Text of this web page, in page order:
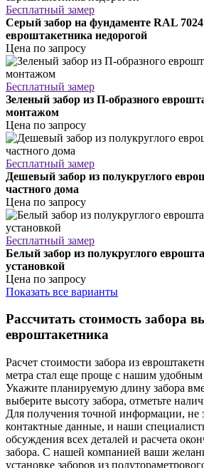
Бесплатный замер
Серый забор на фундаменте RAL 7024
евроштакетника недорогой
Цена по запросу
Бесплатный замер
Зеленый забор из П-образного
монтажом
Цена по запросу
Бесплатный замер
Дешевый забор из полукруглого
частного дома
Цена по запросу
Бесплатный замер
Белый забор из полукруглого
установкой
Цена по запросу
Показать все варианты
Рассчитать стоимость забора
евроштакетника
Расчет стоимости забора из
метра стал еще проще с нашим удобным
Укажите планируемую длину забора
выберите высоту забора, отметьте
Для получения точной информации, не
контактные данные, и наши
обсуждения всех деталей и расчета
забора. С нашей компанией ваши
установке заборов из